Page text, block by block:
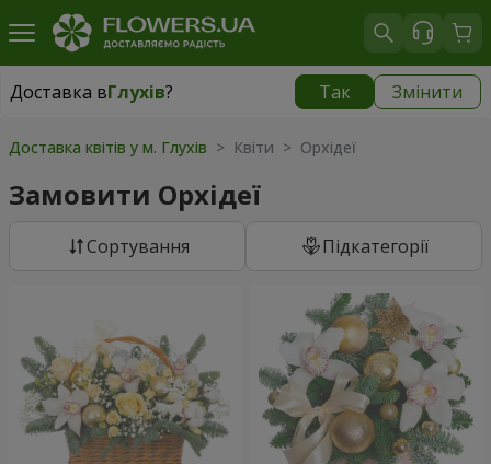
Доставка вГлухів? Так Змінити
Доставка вГлухів|
Доставка квітів у м. Глухів > Квіти > Орхідеї
Замовити Орхідеї
Сортування Підкатегорії